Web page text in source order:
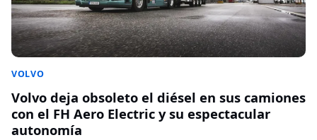
VOLVO
Volvo deja obsoleto el diésel en sus camiones
con el FH Aero Electric y su espectacular
autonomía